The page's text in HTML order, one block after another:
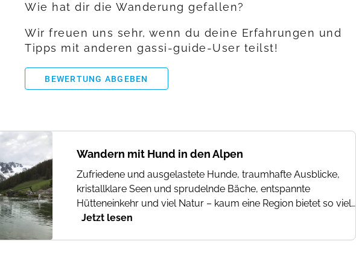
Wie hat dir die Wanderung gefallen?
Wir freuen uns sehr, wenn du deine Erfahrungen und
Tipps mit anderen gassi-guide-User teilst!
BEWERTUNG ABGEBEN
Wandern mit Hund in den Alpen
Zufriedene und ausgelastete Hunde, traumhafte Ausblicke,
kristallklare Seen und sprudelnde Bäche, entspannte
Hütteneinkehr und viel Natur – kaum eine Region bietet so viel…
Jetzt lesen